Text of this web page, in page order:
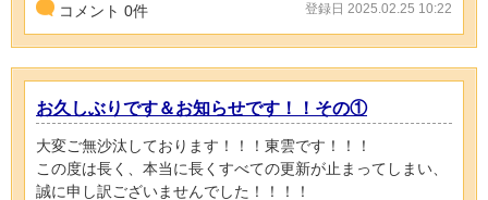
コメント 0件 登録日 2025.02.25 10:22
お久しぶりです＆お知らせです！！その①
大変ご無沙汰しております！！！東雲です！！！
この度は長く、本当に長くすべての更新が止まってしまい、
誠に申し訳ございませんでした！！！！